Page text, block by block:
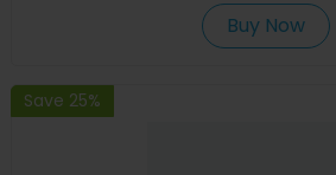
Buy Now
Save 25%